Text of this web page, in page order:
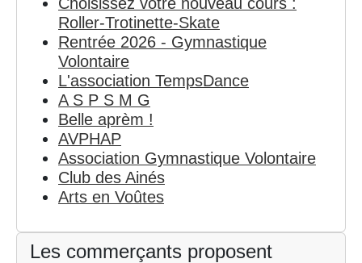
Roller-Trotinette-Skate
Rentrée 2026 - Gymnastique
Volontaire
L'association TempsDance
A S P S M G
Belle aprèm !
AVPHAP
Association Gymnastique Volontaire
Club des Ainés
Arts en Voûtes
Les commerçants proposent